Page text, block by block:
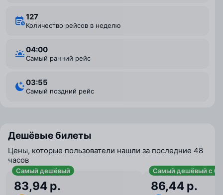
127
Количество рейсов в неделю
04:00
Самый ранний рейс
03:55
Самый поздний рейс
Дешёвые билеты
Цены, которые пользователи нашли за последние 48
часов
Самый дешёвый
83,94 р.
Самый дешёвый с
86,44 р.